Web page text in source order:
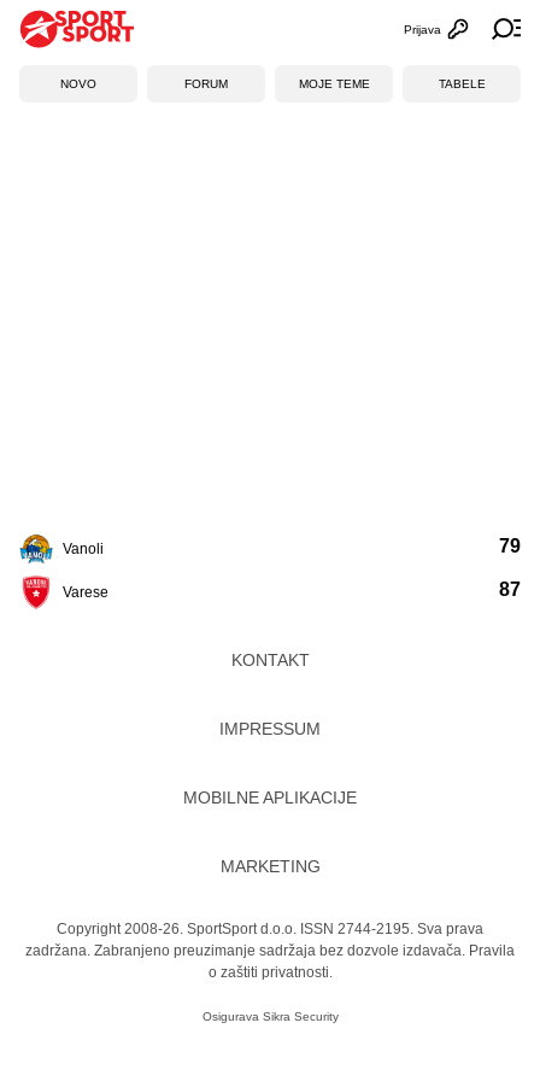
Otvori
Prijava
NOVO FORUM MOJE TEME TABELE
Vanoli
Varese
79
87
KONTAKT
IMPRESSUM
MOBILNE APLIKACIJE
MARKETING
Copyright 2008-26. SportSport d.o.o. ISSN 2744-2195. Sva prava
zadržana. Zabranjeno preuzimanje sadržaja bez dozvole izdavača. Pravila
o zaštiti privatnosti.
Osigurava Sikra Security